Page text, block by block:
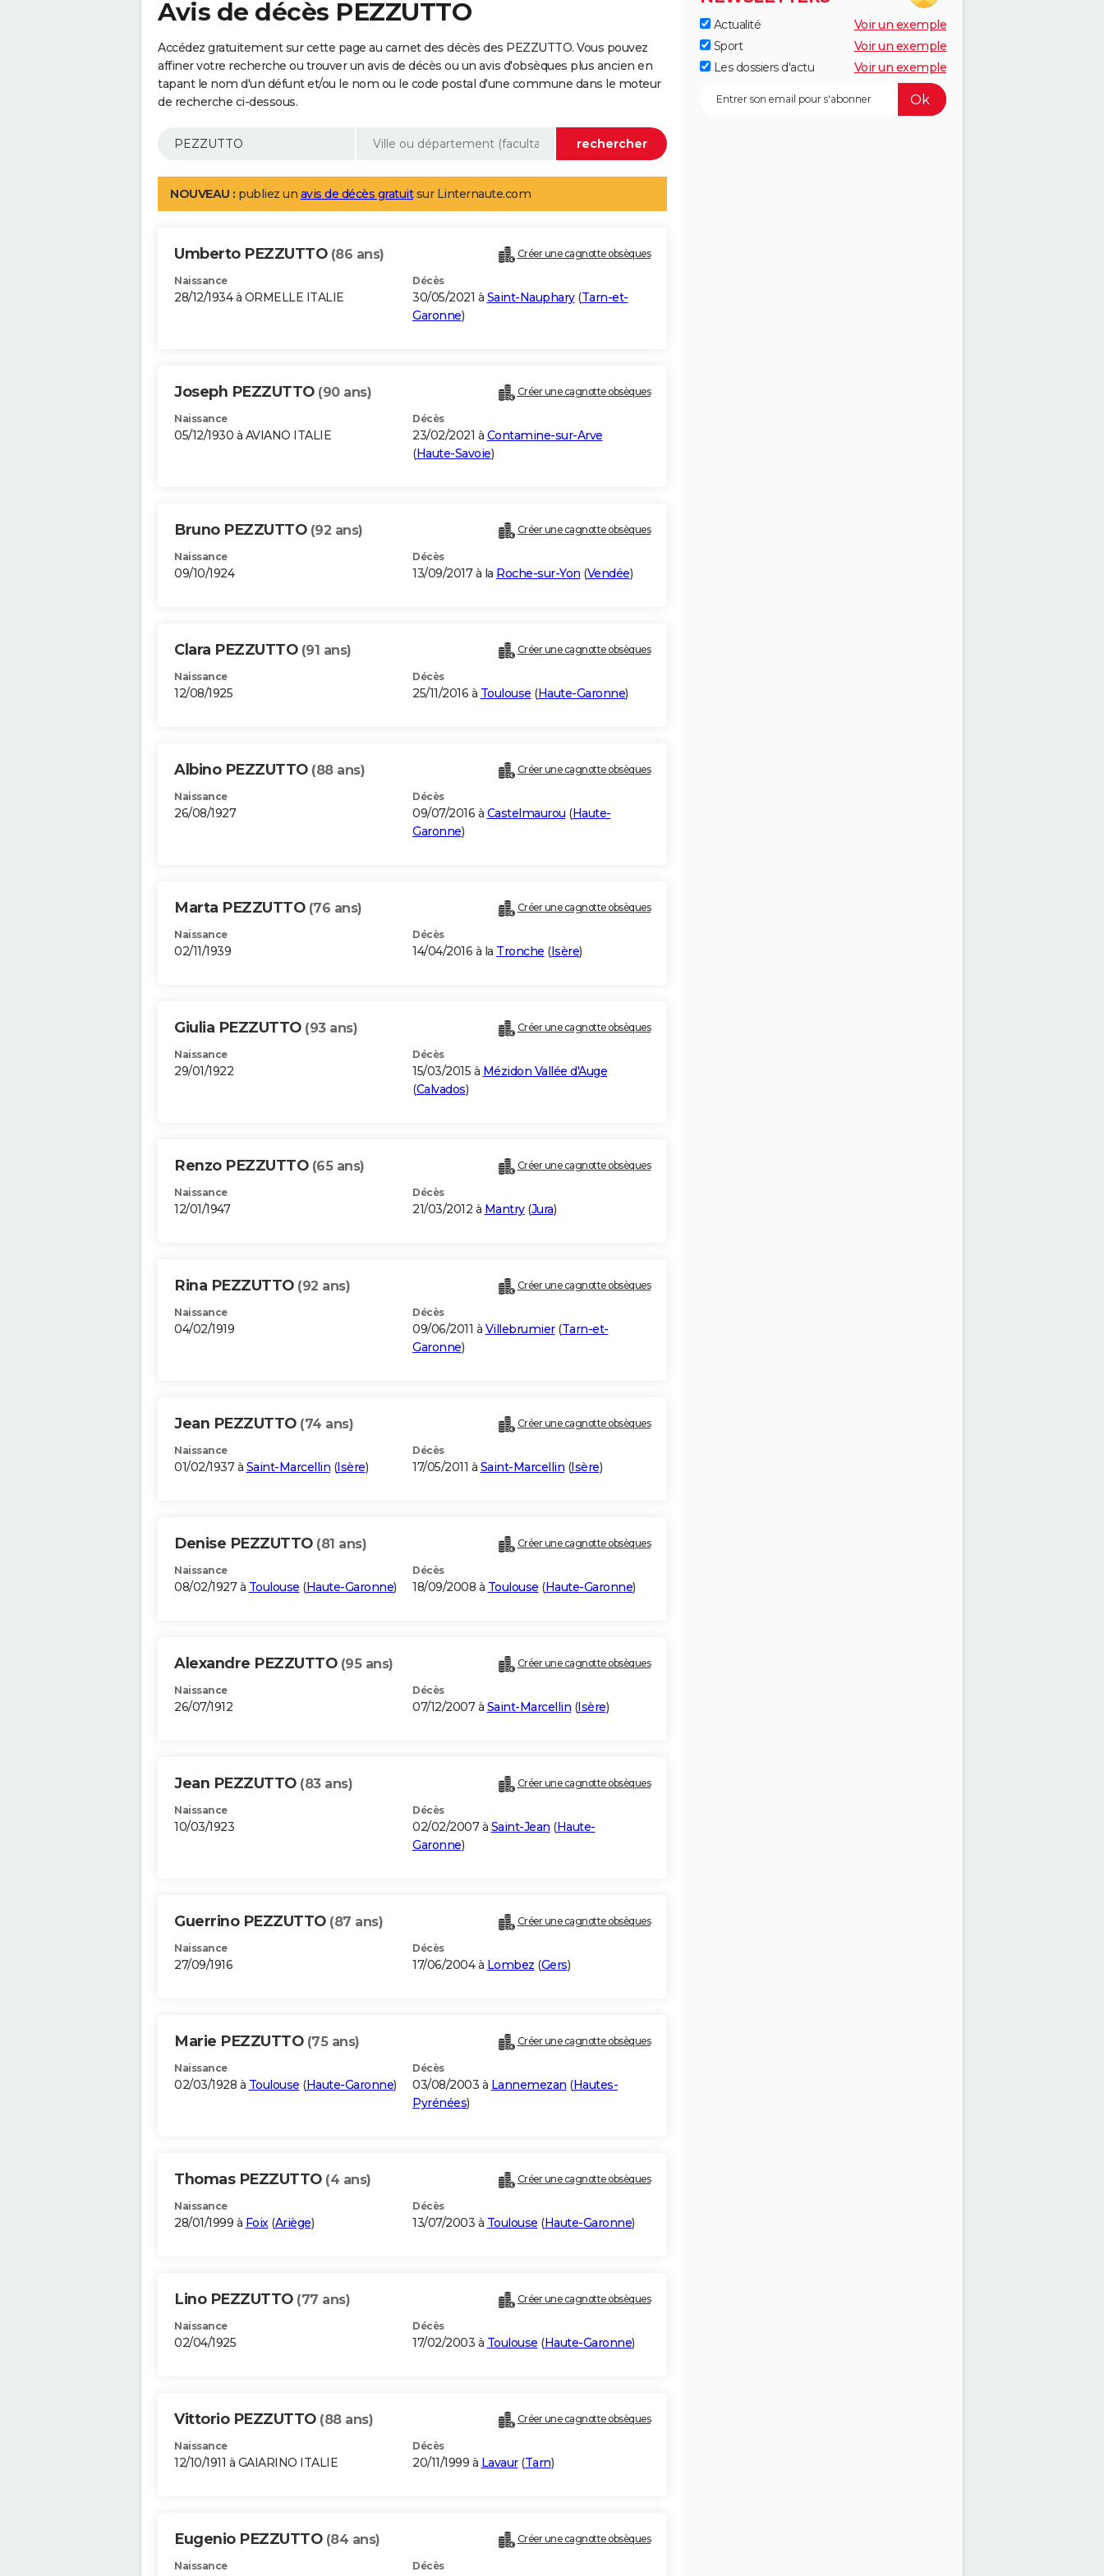
Avis de décès PEZZUTTO
Accédez gratuitement sur cette page au carnet des décès des PEZZUTTO. Vous pouvez
affiner votre recherche ou trouver un avis de décès ou un avis d'obsèques plus ancien en
tapant le nom d'un défunt et/ou le nom ou le code postal d'une commune dans le moteur
de recherche ci-dessous.
NOUVEAU : publiez un avis de décès gratuitsur Linternaute.com
Umberto PEZZUTTO (86 ans) Créer une cagnotte obsèques
Naissance
28/12/1934 à ORMELLE ITALIE
Décès
30/05/2021 à Saint-Nauphary(Tarn-et-
Garonne)
Joseph PEZZUTTO (90 ans) Créer une cagnotte obsèques
Naissance
05/12/1930 à AVIANO ITALIE
Décès
23/02/2021 à Contamine-sur-Arve
(Haute-Savoie)
Bruno PEZZUTTO (92 ans) Créer une cagnotte obsèques
Naissance
09/10/1924
Décès
13/09/2017 à la Roche-sur-Yon (Vendée)
Clara PEZZUTTO (91 ans) Créer une cagnotte obsèques
Naissance
12/08/1925
Décès
25/11/2016 à Toulouse (Haute-Garonne)
Albino PEZZUTTO (88 ans) Créer une cagnotte obsèques
Naissance
26/08/1927
Décès
09/07/2016 à Castelmaurou (Haute-
Garonne)
Marta PEZZUTTO (76 ans) Créer une cagnotte obsèques
Naissance
02/11/1939
Décès
14/04/2016 à la Tronche (Isère)
Giulia PEZZUTTO (93 ans) Créer une cagnotte obsèques
Naissance
29/01/1922
Décès
15/03/2015 à Mézidon Vallée d'Auge
(Calvados)
Renzo PEZZUTTO (65 ans) Créer une cagnotte obsèques
Naissance
12/01/1947
Décès
21/03/2012 à Mantry(Jura)
Rina PEZZUTTO (92 ans) Créer une cagnotte obsèques
Naissance
04/02/1919
Décès
09/06/2011 à Villebrumier(Tarn-et-
Garonne)
Jean PEZZUTTO (74 ans) Créer une cagnotte obsèques
Naissance
01/02/1937 à Saint-Marcellin (Isère)
Décès
17/05/2011 à Saint-Marcellin (Isère)
Denise PEZZUTTO (81 ans) Créer une cagnotte obsèques
Naissance
08/02/1927 à Toulouse (Haute-Garonne)
Décès
18/09/2008 à Toulouse (Haute-Garonne)
Alexandre PEZZUTTO (95 ans) Créer une cagnotte obsèques
Naissance
26/07/1912
Décès
07/12/2007 à Saint-Marcellin (Isère)
Jean PEZZUTTO (83 ans) Créer une cagnotte obsèques
Naissance
10/03/1923
Décès
02/02/2007 à Saint-Jean (Haute-
Garonne)
Guerrino PEZZUTTO (87 ans) Créer une cagnotte obsèques
Naissance
27/09/1916
Décès
17/06/2004 à Lombez (Gers)
Marie PEZZUTTO (75 ans) Créer une cagnotte obsèques
Naissance
02/03/1928 à Toulouse (Haute-Garonne)
Décès
03/08/2003 à Lannemezan (Hautes-
Pyrénées)
Thomas PEZZUTTO (4 ans) Créer une cagnotte obsèques
Naissance
28/01/1999 à Foix(Ariège)
Décès
13/07/2003 à Toulouse (Haute-Garonne)
Lino PEZZUTTO (77 ans) Créer une cagnotte obsèques
Naissance
02/04/1925
Décès
17/02/2003 à Toulouse (Haute-Garonne)
Vittorio PEZZUTTO (88 ans) Créer une cagnotte obsèques
Naissance
12/10/1911 à GAIARINO ITALIE
Décès
20/11/1999 à Lavaur(Tarn)
Eugenio PEZZUTTO (84 ans) Créer une cagnotte obsèques
Naissance Décès
Actualité
Voir un exemple
Sport
Voir un exemple
Les dossiers d'actu
Voir un exemple